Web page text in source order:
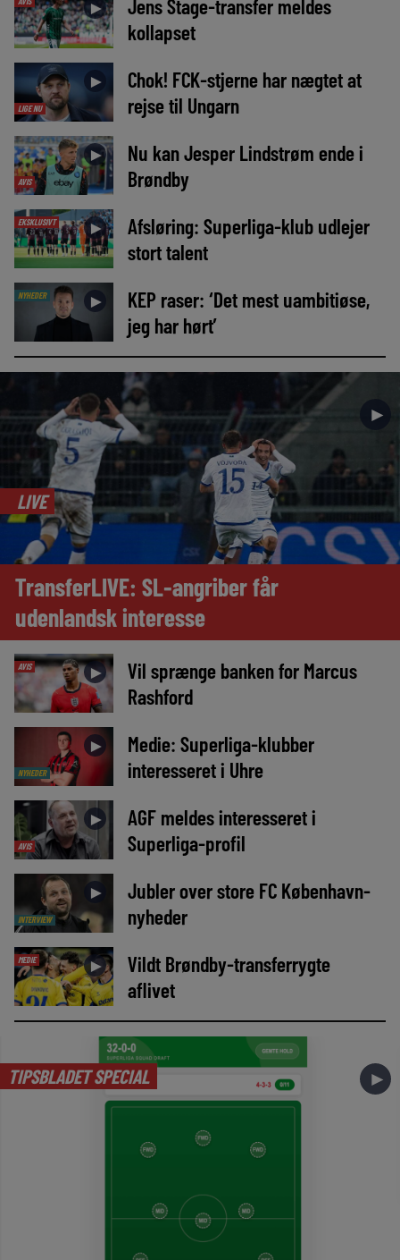
►
Jens Stage-transfer meldes
kollapset
LIGE NU
►
Chok! FCK-stjerne har nægtet at
rejse til Ungarn
AVIS
►
Nu kan Jesper Lindstrøm ende i
Brøndby
EKSKLUSIVT ►
Afsløring: Superliga-klub udlejer
stort talent
NYHEDER ►
KEP raser: ‘Det mest uambitiøse,
jeg har hørt’
►
LIVE
TransferLIVE: SL-angriber får
udenlandsk interesse
AVIS ►
Vil sprænge banken for Marcus
Rashford
NYHEDER
►
Medie: Superliga-klubber
interesseret i Uhre
AVIS
►
AGF meldes interesseret i
Superliga-profil
INTERVIEW
►
Jubler over store FC København-
nyheder
MEDIE ►
Vildt Brøndby-transferrygte
aflivet
TIPSBLADET SPECIAL ►